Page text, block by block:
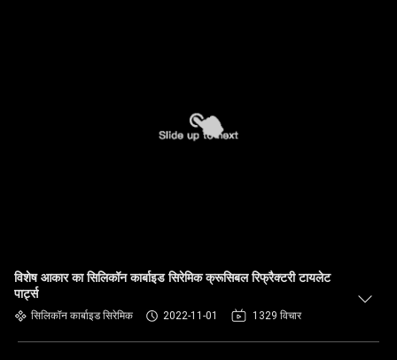
विशेष आकार का सिलिकॉन कार्बाइड सिरेमिक क्रूसिबल रिफ्रैक्टरी टायलेट
पार्ट्स
सिलिकॉन कार्बाइड सिरेमिक 2022-11-01 1329 विचार